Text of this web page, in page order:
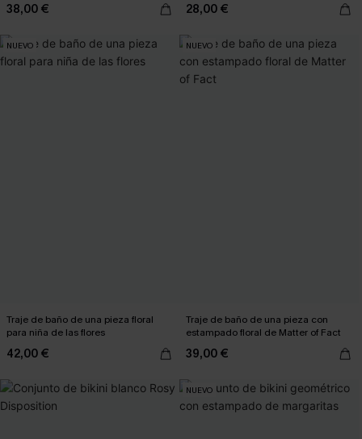
38,00 € 28,00 €
NUEVO
Traje de baño de una pieza floral
para niña de las flores
42,00 €
NUEVO
Traje de baño de una pieza con
estampado floral de Matter of Fact
39,00 €
NUEVO